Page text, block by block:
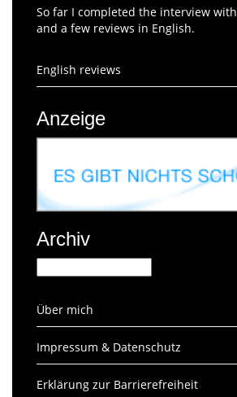
So far I completed the interview with
and a few reviews in English.
English reviews
Anzeige
Archiv
Über mich
Impressum & Datenschutz
Erklärung zur Barrierefreiheit